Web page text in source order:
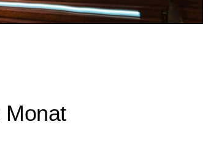
Monat